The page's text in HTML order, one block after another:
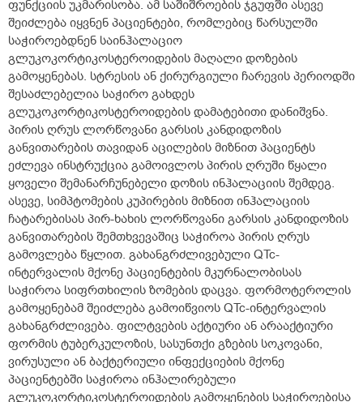
ფუნქციის უკმარისობა. ამ საშიშროების ჯგუფში ასევე
შეიძლება იყვნენ პაციენტები, რომლებიც წარსულში
საჭიროებდნენ საინჰალაციო
გლუკოკორტიკოსტეროიდების მაღალი დოზების
გამოყენებას. სტრესის ან ქირურგიული ჩარევის პერიოდში
შესაძლებელია საჭირო გახდეს
გლუკოკორტიკოსტეროიდების დამატებითი დანიშვნა.
პირის ღრუს ლორწოვანი გარსის კანდიდოზის
განვითარების თავიდან აცილების მიზნით პაციენტს
ეძლევა ინსტრუქცია გამოივლოს პირის ღრუში წყალი
ყოველი შემანარჩუნებელი დოზის ინჰალაციის შემდეგ.
ასევე, სიმპტომების კუპირების მიზნით ინჰალაციის
ჩატარებისას პირ-ხახის ლორწოვანი გარსის კანდიდოზის
განვითარების შემთხვევაშიც საჭიროა პირის ღრუს
გამოვლება წყლით. გახანგრძლივებული QTc-
ინტერვალის მქონე პაციენტების მკურნალობისას
საჭიროა სიფრთხილის ზომების დაცვა. ფორმოტეროლის
გამოყენებამ შეიძლება გამოიწვიოს QTc-ინტერვალის
გახანგრძლივება. ფილტვების აქტიური ან არააქტიური
ფორმის ტუბერკულოზის, სასუნთქი გზების სოკოვანი,
ვირუსული ან ბაქტერიული ინფექციების მქონე
პაციენტებში საჭიროა ინჰალირებული
გლუკოკორტიკოსტეროიდების გამოყენების საჭიროებისა